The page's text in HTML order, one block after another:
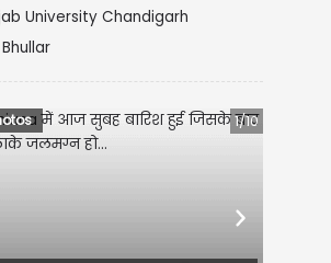
University Chandigarh
1/10
Next